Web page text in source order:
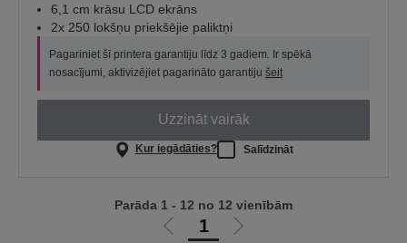
6,1 cm krāsu LCD ekrāns
2x 250 lokšņu priekšējie paliktņi
Pagariniet šī printera garantiju līdz 3 gadiem. Ir spēkā
nosacījumi, aktivizējiet pagarināto garantiju šeit
Uzzināt vairāk
Kur iegādāties? Salīdzināt
Iet
1
Iet
Parāda 1 - 12 no 12 vienībām